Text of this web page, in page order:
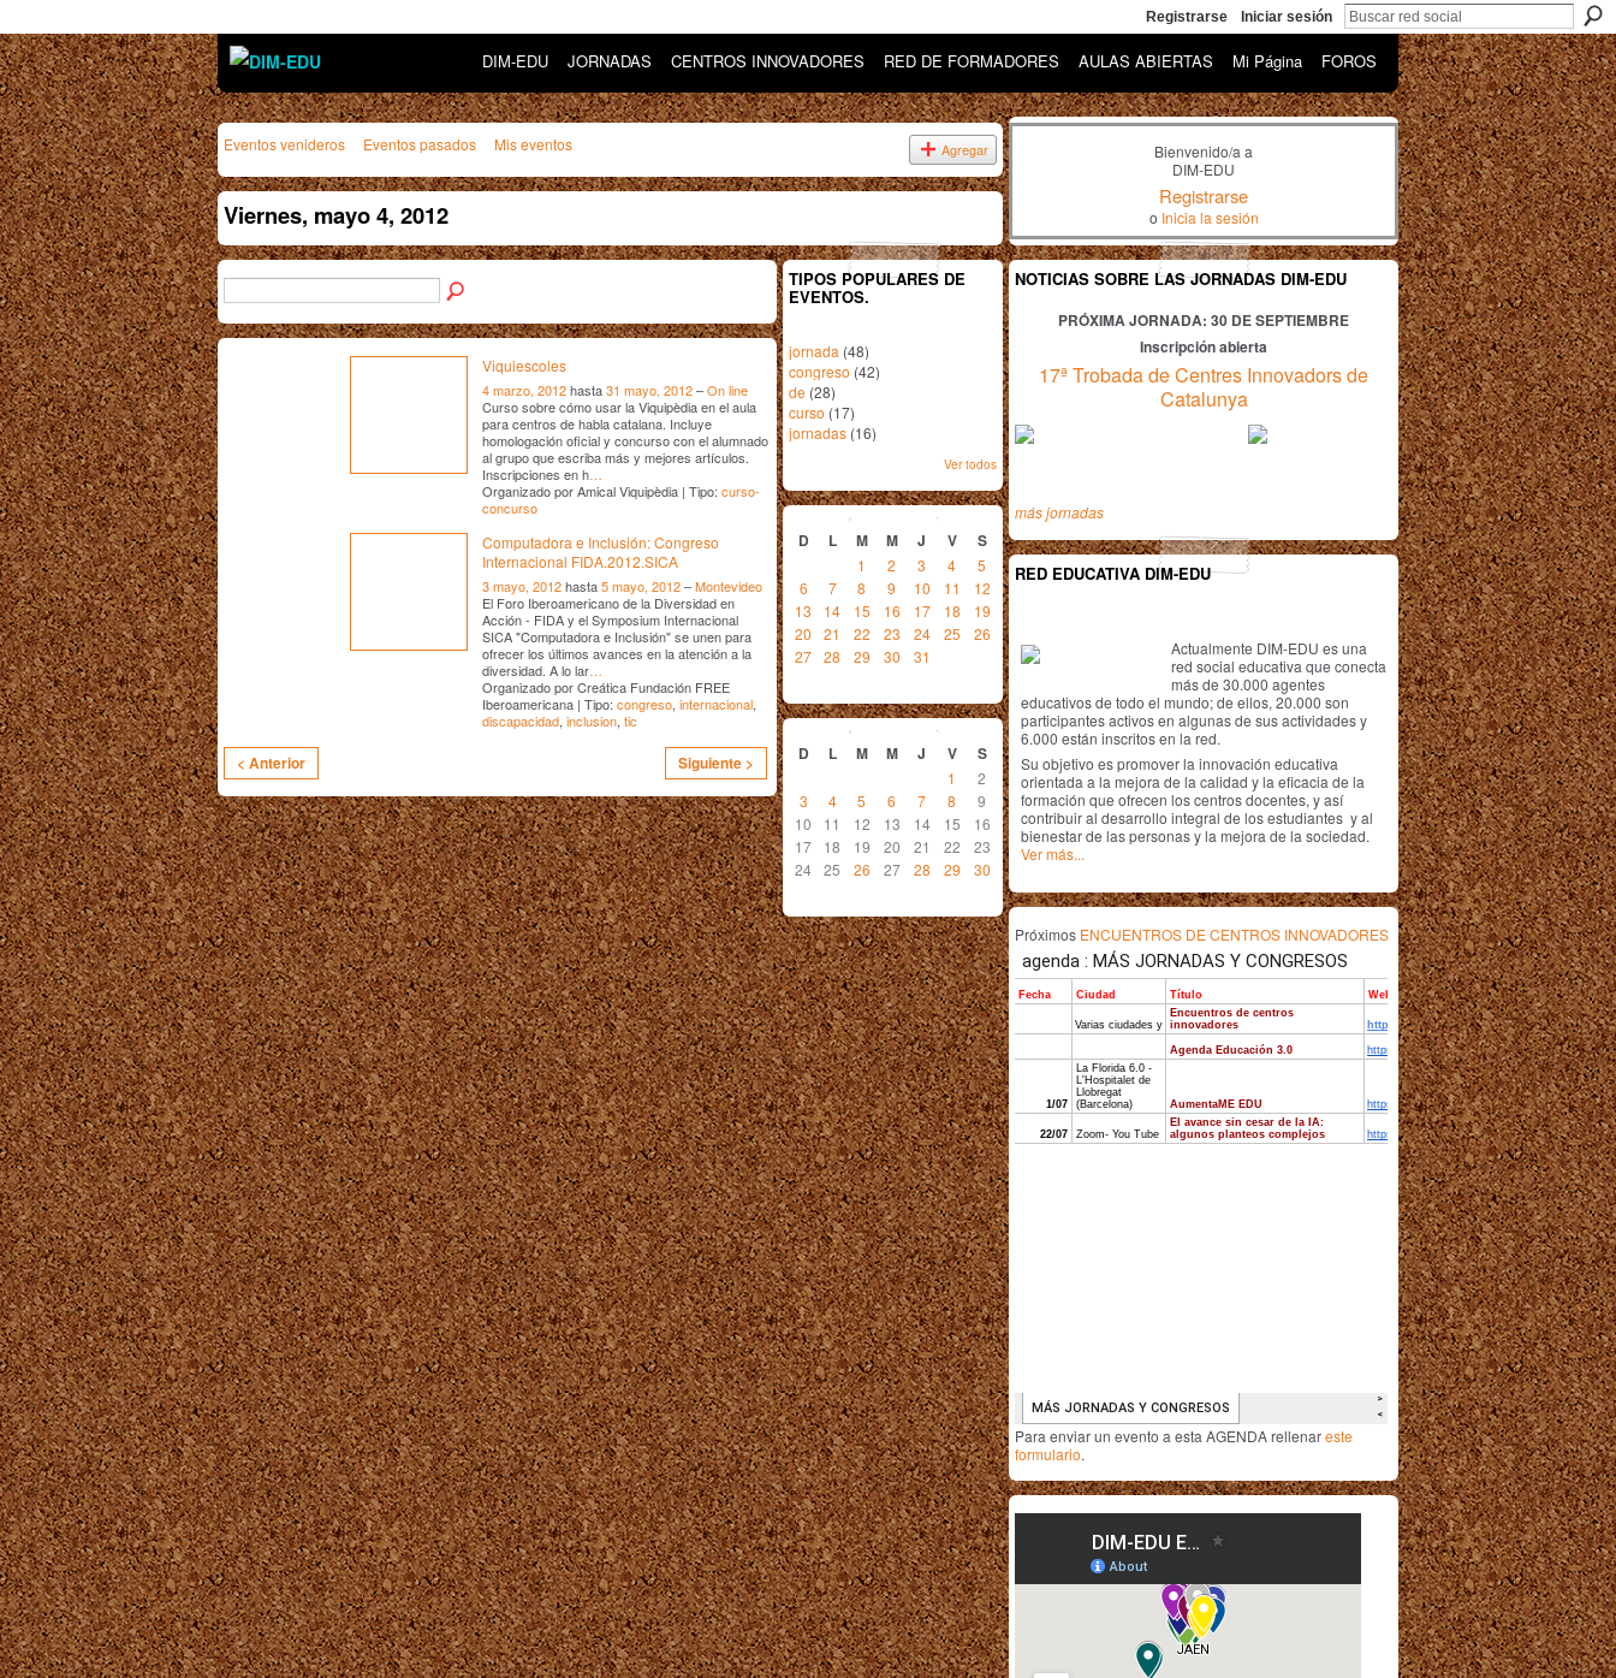
Registrarse Iniciar sesión
DIM-EDU JORNADAS CENTROS INNOVADORES RED DE FORMADORES AULAS ABIERTAS Mi Página FOROS
Eventos venideros Eventos pasados Mis eventos Agregar
Viernes, mayo 4, 2012
Viquiescoles
4 marzo, 2012hasta31 mayo, 2012–On line
Curso sobre cómo usar la Viquipèdia en el aula
para centros de habla catalana. Incluye
homologación oficial y concurso con el alumnado
al grupo que escriba más y mejores artículos.
Inscripciones en h …
Organizado por Amical Viquipèdia | Tipo: curso-
concurso
Computadora e Inclusión: Congreso
Internacional FIDA.2012.SICA
3 mayo, 2012hasta5 mayo, 2012–Montevideo
El Foro Iberoamericano de la Diversidad en
Acción - FIDA y el Symposium Internacional
SICA "Computadora e Inclusión" se unen para
ofrecer los últimos avances en la atención a la
diversidad. A lo lar …
Organizado por Creática Fundación FREE
Iberoamericana | Tipo: congreso, internacional,
discapacidad, inclusion, tic
< Anterior Siguiente >
TIPOS POPULARES DE
EVENTOS.
jornada (48)
congreso (42)
de (28)
curso (17)
jornadas (16)
Ver todos
mayo 2012
D L M M J V S
1 2 3 4
5
6
7 8 9 10 11
12
13
14 15 16 17 18
19
20
21 22 23 24 25
26
27 28 29 30 31
junio 2012
D L M M J V S
1
2
3
4 5 6 7 8
9
10
11 12 13 14 15
16
17
18 19 20 21 22
23
24 25 26 27 28 29 30
Bienvenido/a a
DIM-EDU
Registrarse
o Inicia la sesión
NOTICIAS SOBRE LAS JORNADAS DIM-EDU
PRÓXIMA JORNADA: 30 DE SEPTIEMBRE
Inscripción abierta
17ª Trobada de Centres Innovadors de
Catalunya
más jornadas
RED EDUCATIVA DIM-EDU
Actualmente DIM-EDU es una
red social educativa que conecta
más de 30.000 agentes
educativos de todo el mundo; de ellos, 20.000 son
participantes activos en algunas de sus actividades y
6.000 están inscritos en la red.
Su objetivo es promover la innovación educativa
orientada a la mejora de la calidad y la eficacia de la
formación que ofrecen los centros docentes, y así
contribuir al desarrollo integral de los estudiantes y al
bienestar de las personas y la mejora de la sociedad.
Ver más...
Próximos ENCUENTROS DE CENTROS INNOVADORES
Para enviar un evento a esta AGENDA rellenareste
formulario.